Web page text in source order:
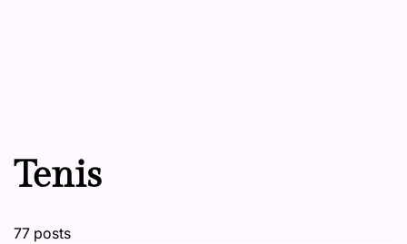
Tenis
77 posts